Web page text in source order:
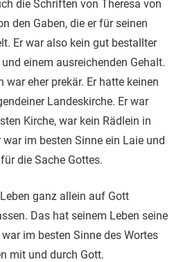
die Schriften von Theresa von
den Gaben, die er für seinen
Er war also kein gut bestallter
einem ausreichenden Gehalt.
war eher prekär. Er hatte keinen
Landeskirche. Er war
Kirche, war kein Rädlein in
im besten Sinne ein Laie und
die Sache Gottes.
ganz allein auf Gott
Das hat seinem Leben seine
im besten Sinne des Wortes
mit und durch Gott.